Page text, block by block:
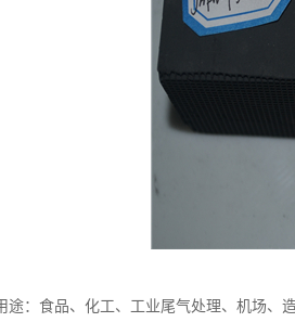
途：食品、化工、工业尾气处理、机场、